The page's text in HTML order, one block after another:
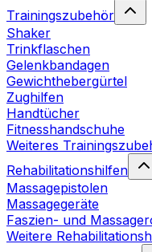
Trainingszubehör
Shaker
Trinkflaschen
Gelenkbandagen
Gewichthebergürtel
Zughilfen
Handtücher
Fitnesshandschuhe
Weiteres
Rehabilitationshilfen
Massagepistolen
Massagegeräte
Faszien- und
Weitere